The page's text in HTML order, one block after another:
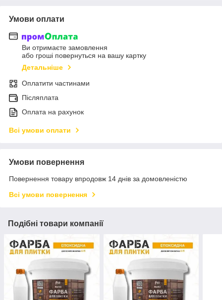
Умови оплати
Ви отримаєте замовлення
або гроші повернуться на вашу картку
Детальніше
Оплатити частинами
Післяплата
Оплата на рахунок
Всі умови оплати
Умови повернення
Повернення товару впродовж 14 днів за домовленістю
Всі умови повернення
Подібні товари компанії